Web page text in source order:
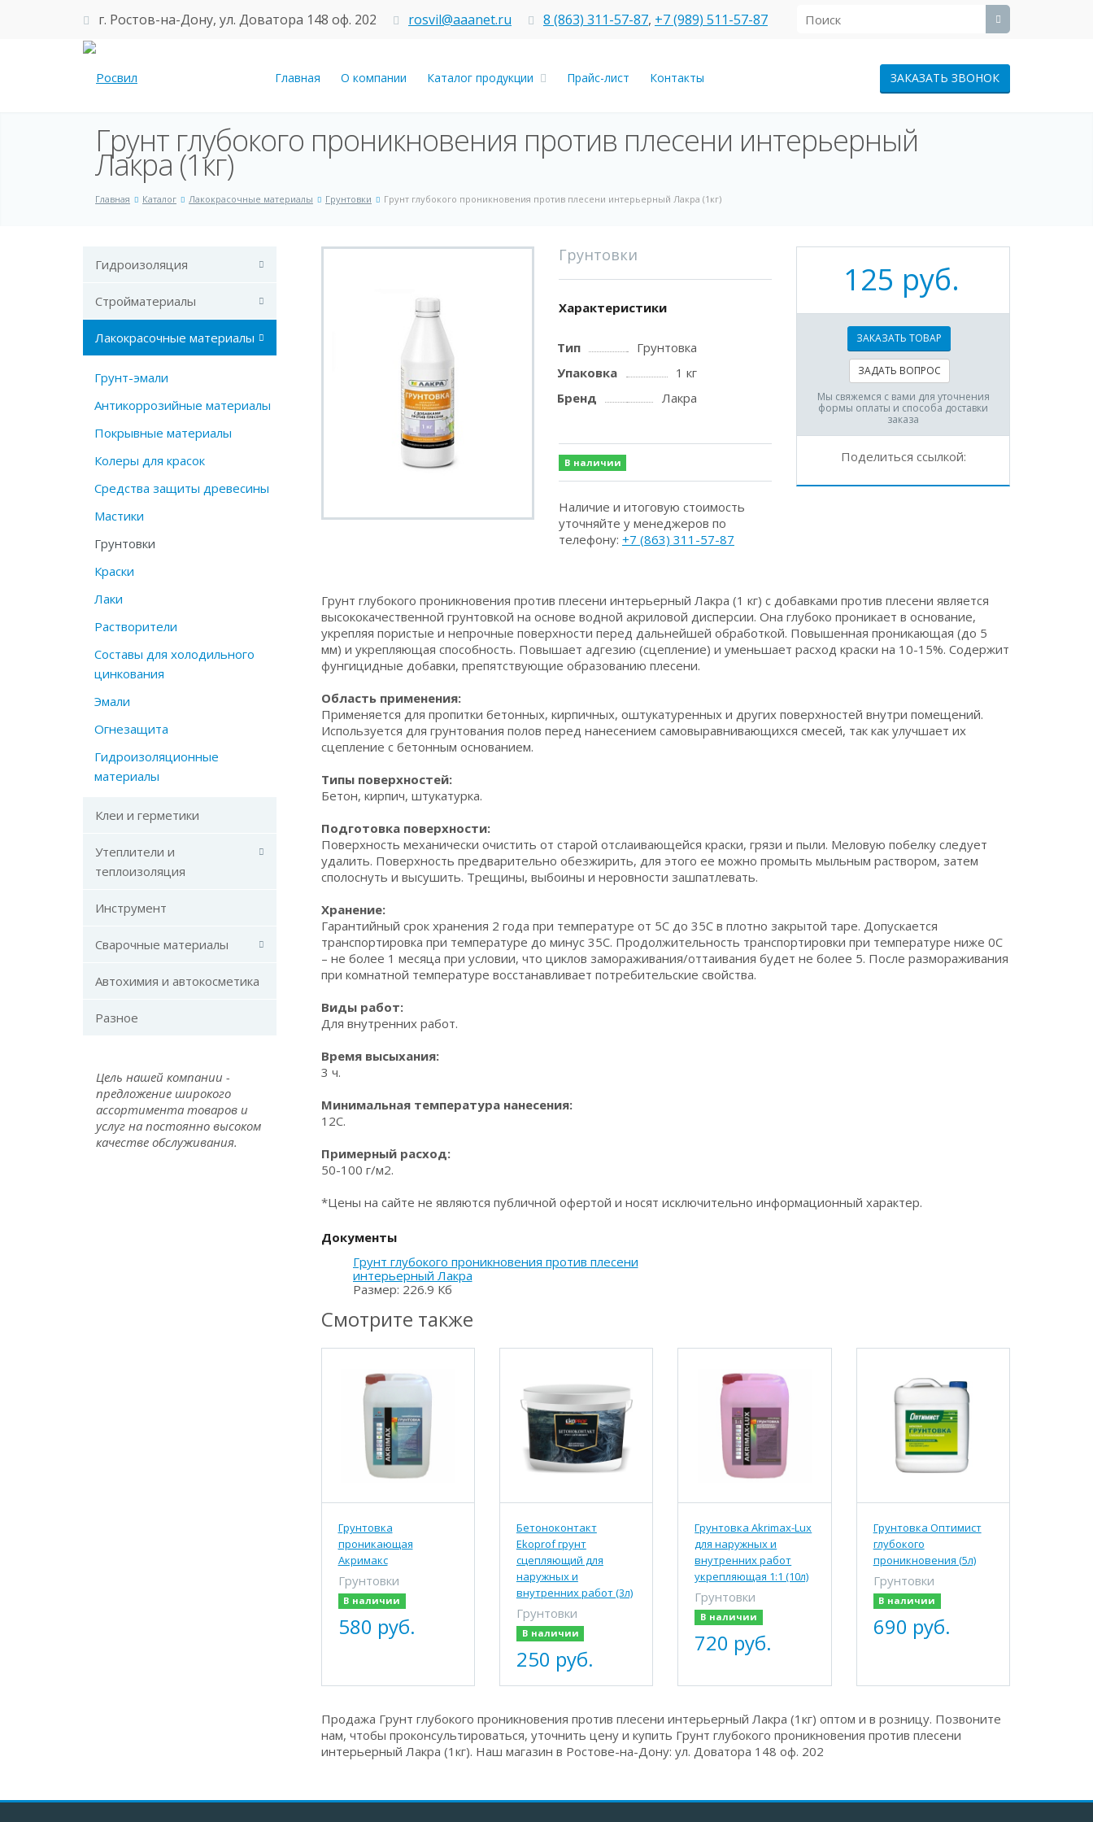
г. Ростов-на-Дону, ул. Доватора 148 оф. 202 rosvil@aaanet.ru 8 (863) 311-57-87, +7 (989) 511-57-87
Главная О компании Каталог продукции Прайс-лист Контакты ЗАКАЗАТЬ ЗВОНОК
Грунт глубокого проникновения против плесени интерьерный
Лакра (1кг)
Главная Каталог Лакокрасочные материалы Грунтовки Грунт глубокого проникновения против плесени интерьерный Лакра (1кг)
Гидроизоляция
Стройматериалы
Лакокрасочные материалы
Грунт-эмали
Антикоррозийные материалы
Покрывные материалы
Колеры для красок
Средства защиты древесины
Мастики
Грунтовки
Краски
Лаки
Растворители
Составы для холодильного
цинкования
Эмали
Огнезащита
Гидроизоляционные
материалы
Клеи и герметики
Утеплители и
теплоизоляция
Инструмент
Сварочные материалы
Автохимия и автокосметика
Разное
Цель нашей компании -
предложение широкого
ассортимента товаров и
услуг на постоянно высоком
качестве обслуживания.
Грунтовки
Характеристики
Тип
Грунтовка
Упаковка
1 кг
Бренд
Лакра
В наличии
Наличие и итоговую стоимость
уточняйте у менеджеров по
телефону: +7 (863) 311-57-87
125 руб.
ЗАКАЗАТЬ ТОВАР
ЗАДАТЬ ВОПРОС
Мы свяжемся с вами для уточнения
формы оплаты и способа доставки
заказа
Поделиться ссылкой:
Грунт глубокого проникновения против плесени интерьерный Лакра (1 кг) с добавками против плесени является
высококачественной грунтовкой на основе водной акриловой дисперсии. Она глубоко проникает в основание,
укрепляя пористые и непрочные поверхности перед дальнейшей обработкой. Повышенная проникающая (до 5
мм) и укрепляющая способность. Повышает адгезию (сцепление) и уменьшает расход краски на 10-15%. Содержит
фунгицидные добавки, препятствующие образованию плесени.
Область применения:
Применяется для пропитки бетонных, кирпичных, оштукатуренных и других поверхностей внутри помещений.
Используется для грунтования полов перед нанесением самовыравнивающихся смесей, так как улучшает их
сцепление с бетонным основанием.
Типы поверхностей:
Бетон, кирпич, штукатурка.
Подготовка поверхности:
Поверхность механически очистить от старой отслаивающейся краски, грязи и пыли. Меловую побелку следует
удалить. Поверхность предварительно обезжирить, для этого ее можно промыть мыльным раствором, затем
сполоснуть и высушить. Трещины, выбоины и неровности зашпатлевать.
Хранение:
Гарантийный срок хранения 2 года при температуре от 5С до 35С в плотно закрытой таре. Допускается
транспортировка при температуре до минус 35С. Продолжительность транспортировки при температуре ниже 0С
– не более 1 месяца при условии, что циклов замораживания/оттаивания будет не более 5. После размораживания
при комнатной температуре восстанавливает потребительские свойства.
Виды работ:
Для внутренних работ.
Время высыхания:
3 ч.
Минимальная температура нанесения:
12С.
Примерный расход:
50-100 г/м2.
*Цены на сайте не являются публичной офертой и носят исключительно информационный характер.
Документы
Грунт глубокого проникновения против плесени
интерьерный Лакра
Размер: 226.9 Кб
Смотрите также
Грунтовка
проникающая
Акримакс
Грунтовки
В наличии
580 руб.
Бетоноконтакт
Ekoprof грунт
сцепляющий для
наружных и
внутренних работ (3л)
Грунтовки
В наличии
250 руб.
Грунтовка Akrimax-Lux
для наружных и
внутренних работ
укрепляющая 1:1 (10л)
Грунтовки
В наличии
720 руб.
Грунтовка Оптимист
глубокого
проникновения (5л)
Грунтовки
В наличии
690 руб.
Продажа Грунт глубокого проникновения против плесени интерьерный Лакра (1кг) оптом и в розницу. Позвоните
нам, чтобы проконсультироваться, уточнить цену и купить Грунт глубокого проникновения против плесени
интерьерный Лакра (1кг). Наш магазин в Ростове-на-Дону: ул. Доватора 148 оф. 202